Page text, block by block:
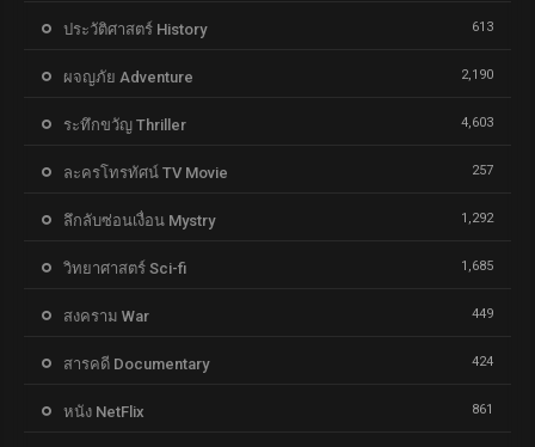
ประวัติศาสตร์ History 613
ผจญภัย Adventure 2,190
ระทึกขวัญ Thriller 4,603
ละครโทรทัศน์ TV Movie 257
ลึกลับซ่อนเงื่อน Mystry 1,292
วิทยาศาสตร์ Sci-fi 1,685
สงคราม War 449
สารคดี Documentary 424
หนัง NetFlix 861